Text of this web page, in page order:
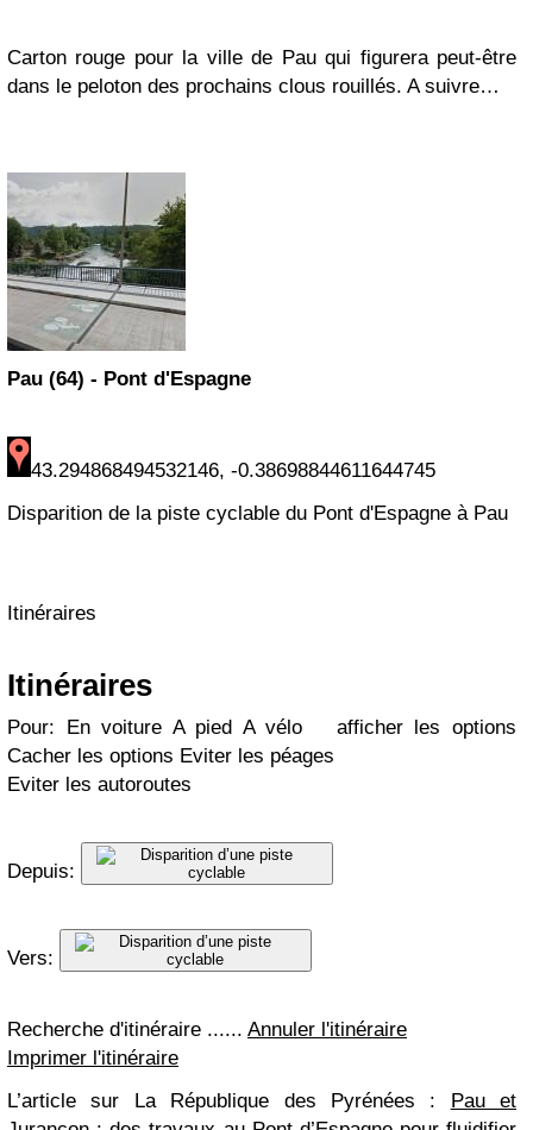
Carton rouge pour la ville de Pau qui figurera peut-être
dans le peloton des prochains clous rouillés. A suivre…
Pau (64) - Pont d'Espagne
43.294868494532146, -0.38698844611644745
Disparition de la piste cyclable du Pont d'Espagne à Pau
Itinéraires
Itinéraires
Pour: En voiture A pied A vélo afficher les options
Cacher les options Eviter les péages
Eviter les autoroutes
Depuis:
Vers:
Recherche d'itinéraire ...... Annuler l'itinéraire
Imprimer l'itinéraire
L’article sur La République des Pyrénées : Pau et